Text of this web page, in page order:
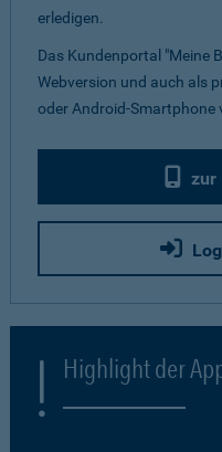
erledigen.
Das Kundenportal "Meine
Webversion und auch als
oder Android-Smartphone
zur
Highlight der